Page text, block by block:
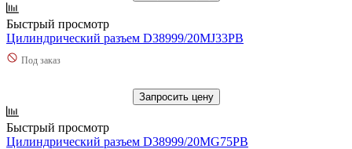
Быстрый просмотр
Цилиндрический разъем D38999/20MJ33PB
Под заказ
Запросить цену
Быстрый просмотр
Цилиндрический разъем D38999/20MG75PB